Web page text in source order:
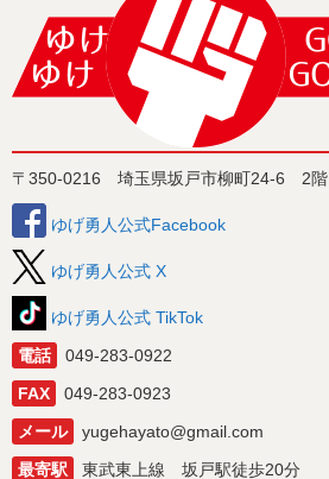
〒350-0216 埼玉県坂戸市柳町24-6 2階
ゆげ勇人公式Facebook
ゆげ勇人公式 X
ゆげ勇人公式 TikTok
電話
049-283-0922
FAX
049-283-0923
メール
yugehayato@gmail.com
最寄駅
東武東上線 坂戸駅徒歩20分